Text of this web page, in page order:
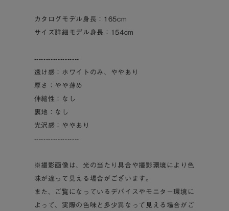
カタログモデル身長：165cm
サイズ詳細モデル身長：154cm
-------------------
透け感：ホワイトのみ、ややあり
厚さ：やや薄め
伸縮性：なし
裏地：なし
光沢感：ややあり
-------------------
※撮影画像は、光の当たり具合や撮影環境により色
味が違って見える場合がございます。
また、ご覧になっているデバイスやモニター環境に
よって、実際の色味と多少異なって見える場合がご